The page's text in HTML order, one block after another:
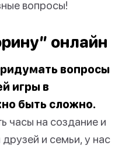
вопросы!
онлайн
вопросы
игры в
быть сложно.
часы на создание и
и семьи, у нас